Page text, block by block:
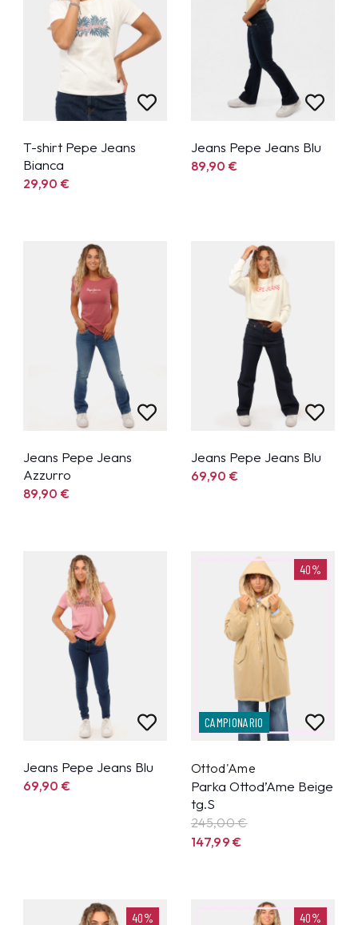
T-shirt Pepe Jeans
Bianca
29,90€
Jeans Pepe Jeans Blu
89,90€
Jeans Pepe Jeans
Azzurro
89,90€
Jeans Pepe Jeans Blu
69,90€
Jeans Pepe Jeans Blu
69,90€
40%
CAMPIONARIO
Ottod'Ame
Parka Ottod’Ame Beige
tg.S
245,00 €
147,99€
40% 40%